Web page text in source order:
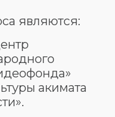
являются:
акимата